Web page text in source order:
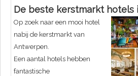
De beste kerstmarkt hotels
Op zoek naar een mooi hotel
nabij de kerstmarkt van
Antwerpen.
Een aantal hotels hebben
fantastische